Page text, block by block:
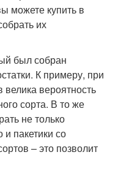
можете купить в
их
был собран
К примеру, при
вероятность
сорта. В то же
не только
пакетики со
– это позволит